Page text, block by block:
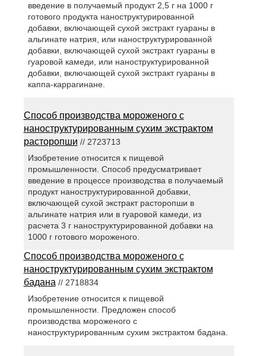
введение в получаемый продукт 2,5 г на 1000 г
готового продукта наноструктурированной
добавки, включающей сухой экстракт гуараны в
альгинате натрия, или наноструктурированной
добавки, включающей сухой экстракт гуараны в
гуаровой камеди, или наноструктурированной
добавки, включающей сухой экстракт гуараны в
каппа-каррагинане.
Способ производства мороженого с
наноструктурированным сухим экстрактом
расторопши // 2723713
Изобретение относится к пищевой
промышленности. Способ предусматривает
введение в процессе производства в получаемый
продукт наноструктурированной добавки,
включающей сухой экстракт расторопши в
альгинате натрия или в гуаровой камеди, из
расчета 3 г наноструктурированной добавки на
1000 г готового мороженого.
Способ производства мороженого с
наноструктурированным сухим экстрактом
бадана// 2718834
Изобретение относится к пищевой
промышленности. Предложен способ
производства мороженого с
наноструктурированным сухим экстрактом бадана.